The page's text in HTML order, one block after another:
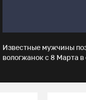
Известные мужчины
вологжанок с 8 Марта в